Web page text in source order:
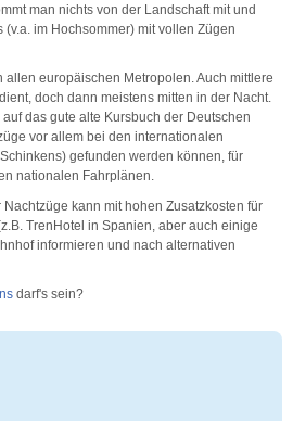
man nichts von der Landschaft mit und
(v.a. im Hochsommer) mit vollen Zügen
allen europäischen Metropolen. Auch mittlere
doch dann meistens mitten in der Nacht.
das gute alte Kursbuch der Deutschen
vor allem bei den internationalen
gefunden werden können, für
nationalen Fahrplänen.
kann mit hohen Zusatzkosten für
TrenHotel in Spanien, aber auch einige
informieren und nach alternativen
darf's sein?